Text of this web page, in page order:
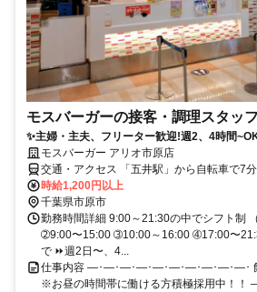
モスバーガーの接客・調理スタッフ
✨主婦・主夫、フリーター歓迎!週2、4時間
モスバーガー アリオ市原店
交通・アクセス 「五井駅」から⾃転⾞で7分
時給1,200円以上
千葉県市原市
勤務時間詳細 9:00～21:30の中でシフト制
➁9:00〜15:00 ➂10:00～16:00 ➃17:00〜
で ⏩週2⽇〜、4...
仕事内容 ―･―･―･―･―･―･―･―･―･―･ 飲
※お昼の時間帯に働ける方積極採用中